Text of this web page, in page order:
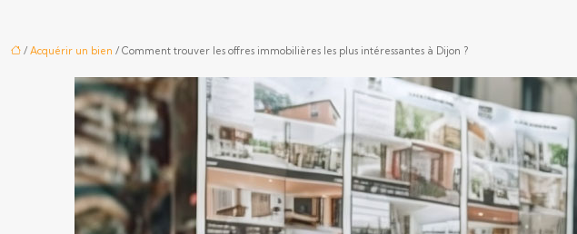
/ Acquérir un bien / Comment trouver les offres immobilières les plus intéressantes à Dijon ?